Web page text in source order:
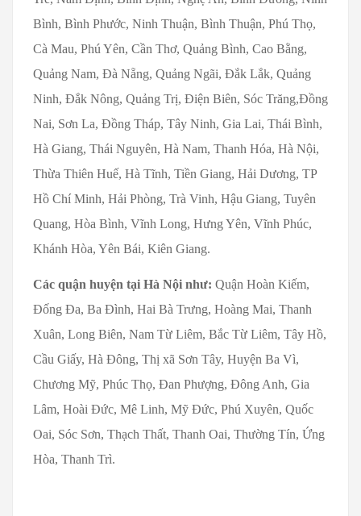
Bình, Bình Phước, Ninh Thuận, Bình Thuận, Phú Thọ,
Cà Mau, Phú Yên, Cần Thơ, Quảng Bình, Cao Bằng,
Quảng Nam, Đà Nẵng, Quảng Ngãi, Đắk Lắk, Quảng
Ninh, Đắk Nông, Quảng Trị, Điện Biên, Sóc Trăng,Đồng
Nai, Sơn La, Đồng Tháp, Tây Ninh, Gia Lai, Thái Bình,
Hà Giang, Thái Nguyên, Hà Nam, Thanh Hóa, Hà Nội,
Thừa Thiên Huế, Hà Tĩnh, Tiền Giang, Hải Dương, TP
Hồ Chí Minh, Hải Phòng, Trà Vinh, Hậu Giang, Tuyên
Quang, Hòa Bình, Vĩnh Long, Hưng Yên, Vĩnh Phúc,
Khánh Hòa, Yên Bái, Kiên Giang.
Các quận huyện tại Hà Nội như: Quận Hoàn Kiếm,
Đống Đa, Ba Đình, Hai Bà Trưng, Hoàng Mai, Thanh
Xuân, Long Biên, Nam Từ Liêm, Bắc Từ Liêm, Tây Hồ,
Cầu Giấy, Hà Đông, Thị xã Sơn Tây, Huyện Ba Vì,
Chương Mỹ, Phúc Thọ, Đan Phượng, Đông Anh, Gia
Lâm, Hoài Đức, Mê Linh, Mỹ Đức, Phú Xuyên, Quốc
Oai, Sóc Sơn, Thạch Thất, Thanh Oai, Thường Tín, Ứng
Hòa, Thanh Trì.